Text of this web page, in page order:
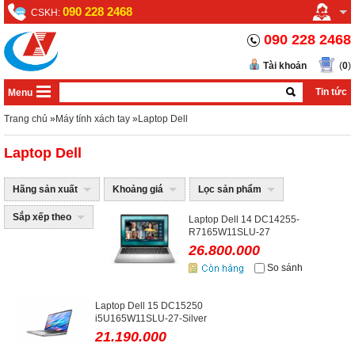
CSKH: 090 228 2468
090 228 2468
(0)
Tài khoản
Menu Tin tức
Trang chủ »Máy tính xách tay »Laptop Dell
Laptop Dell
Hãng sản xuất Khoảng giá Lọc sản phẩm
Sắp xếp theo
Laptop Dell 14 DC14255-
R7165W11SLU-27
26.800.000
So sánh
Laptop Dell 15 DC15250
i5U165W11SLU-27-Silver
21.190.000